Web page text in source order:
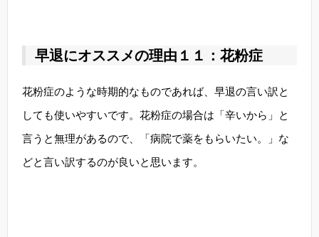
早退にオススメの理由１１：花粉症
花粉症のような時期的なものであれば、早退の言い訳と
しても使いやすいです。花粉症の場合は「辛いから」と
言うと無理があるので、「病院で薬をもらいたい。」な
どと言い訳するのが良いと思います。